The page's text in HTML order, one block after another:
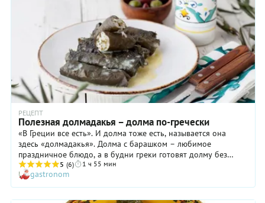
РЕЦЕПТ
Полезная долмадакья – долма по-гречески
«В Греции все есть». И долма тоже есть, называется она
здесь «долмадакья». Долма с барашком – любимое
праздничное блюдо, а в будни греки готовят долму без
мяса, заворачивая в листья только рис и зелень. Зато в
конце приготовления они заливают долму потрясающим
соусом из яиц и лимонов – авголемоно. Получается так
вкусно, что никакого мяса не нужно.
5 (6) 1 ч 55 мин
gastronom